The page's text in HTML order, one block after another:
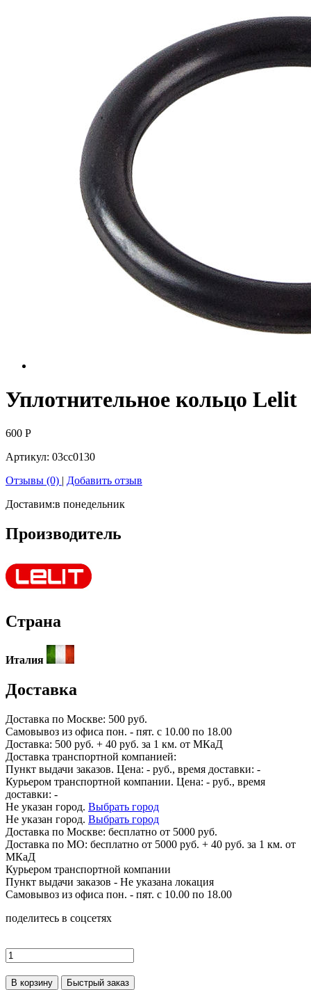
Уплотнительное кольцо Lelit
600 Р
Артикул: 03cc0130
Отзывы (0) | Добавить отзыв
Доставим:в понедельник
Производитель
Страна
Италия
Доставка
Доставка по Москве: 500 руб.
Самовывоз из офиса пон. - пят. с 10.00 по 18.00
Доставка: 500 руб. + 40 руб. за 1 км. от МКаД
Доставка транспортной компанией:
Пункт выдачи заказов. Цена: - руб., время доставки: -
Курьером транспортной компании. Цена: - руб., время
доставки: -
Не указан город. Выбрать город
Не указан город. Выбрать город
Доставка по Москве: бесплатно от 5000 руб.
Доставка по МО: бесплатно от 5000 руб. + 40 руб. за 1 км. от
МКаД
Курьером транспортной компании
Пункт выдачи заказов - Не указана локация
Самовывоз из офиса пон. - пят. с 10.00 по 18.00
поделитесь в соцсетях
В корзину Быстрый заказ